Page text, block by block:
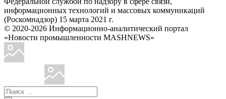
информационных технологий и массовых коммуникаций
(Роскомнадзор) 15 марта 2021 г.
© 2020-2026 Информационно-аналитический портал
«Новости промышленности MASHNEWS»